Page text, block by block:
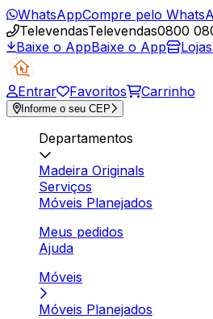
WhatsAppCompre pelo
TelevendasTelevendas0800
Baixe o AppBaixe o App Lojas
Entrar Favoritos Carrinho
Informe o seu CEP
Departamentos
Madeira Originals
Serviços
Móveis Planejados
Meus pedidos
Ajuda
Móveis
Móveis Planejados